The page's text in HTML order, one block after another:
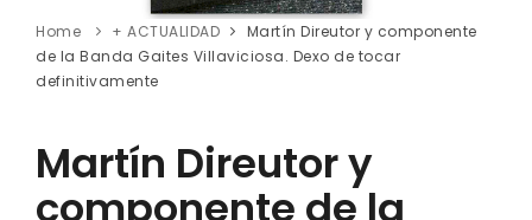
Home + ACTUALIDAD
Martín Direutor y componente
de la Banda Gaites Villaviciosa. Dexo de tocar
definitivamente
Martín Direutor y
componente de la